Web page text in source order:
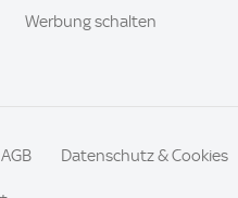
Werbung schalten
AGB Datenschutz & Cookies